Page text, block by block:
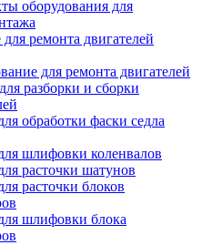
оборудования для
ремонта двигателей
для ремонта двигателей
разборки и сборки
обработки фаски седла
шлифовки коленвалов
расточки шатунов
расточки блоков
шлифовки блока